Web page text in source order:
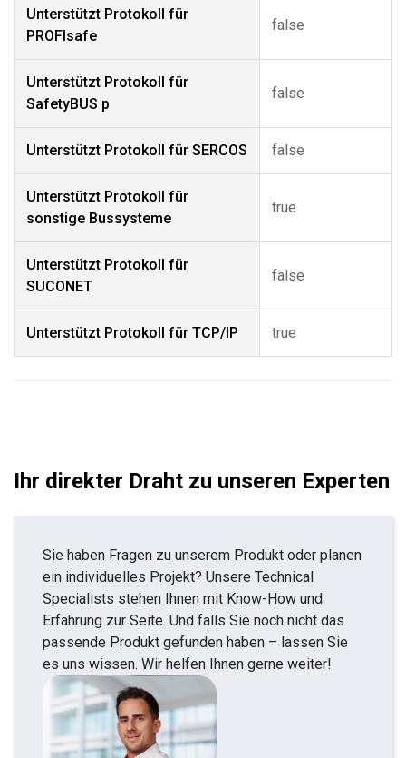
Unterstützt Protokoll für
PROFIsafe
false
Unterstützt Protokoll für
SafetyBUS p
false
Unterstützt Protokoll für SERCOS false
Unterstützt Protokoll für
sonstige Bussysteme
true
Unterstützt Protokoll für
SUCONET
false
Unterstützt Protokoll für TCP/IP true
Ihr direkter Draht zu unseren Experten
Sie haben Fragen zu unserem Produkt oder planen
ein individuelles Projekt? Unsere Technical
Specialists stehen Ihnen mit Know-How und
Erfahrung zur Seite. Und falls Sie noch nicht das
passende Produkt gefunden haben – lassen Sie
es uns wissen. Wir helfen Ihnen gerne weiter!